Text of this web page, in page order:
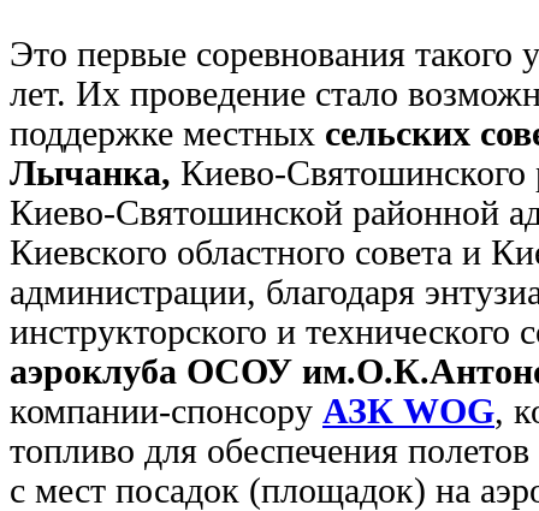
Это первые соревнования такого
лет. Их проведение стало
поддержке местных сельских
Лычанка, Киево-Святошинского
Киево-Святошинской районной
Киевского областного совета и
администрации, благодаря
инструкторского и технического
аэроклуба ОСОУ
компании-спонсору АЗК WOG,
топливо для обеспечения
с мест посадок (площадок) на